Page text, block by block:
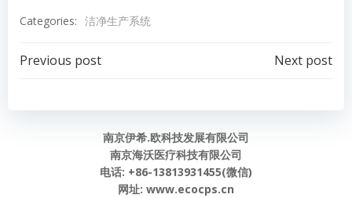
Categories: 洁净生产系统
Post
navigation
Previous post
navigation
Next post
南京伊希.欧科技发展有限公司
南京海沃医疗科技有限公司
电话: +86-13813931455(微信)
网址: www.ecocps.cn